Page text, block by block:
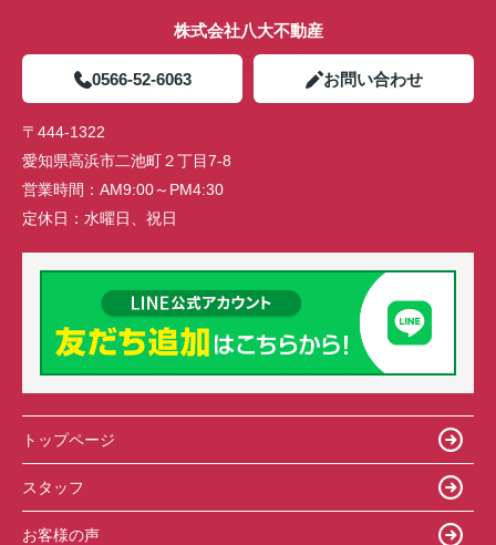
株式会社八大不動産
0566-52-6063 お問い合わせ
〒444-1322
愛知県高浜市二池町２丁目7-8
営業時間： AM9:00～PM4:30
定休日： 水曜日、祝日
トップページ
スタッフ
お客様の声